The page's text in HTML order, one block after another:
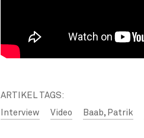
ARTIKEL TAGS:
Interview
Video Baab, Patrik